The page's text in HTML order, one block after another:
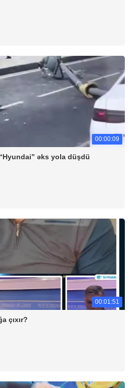
00:00:09
əks yola düşdü
00:01:51
çıxır?